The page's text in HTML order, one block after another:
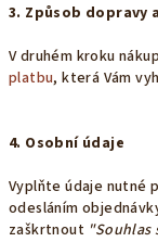
3. Způsob dopravy
V druhém kroku
platbu, která Vám
4. Osobní údaje
Vyplňte údaje nutné
odesláním
zaškrtnout